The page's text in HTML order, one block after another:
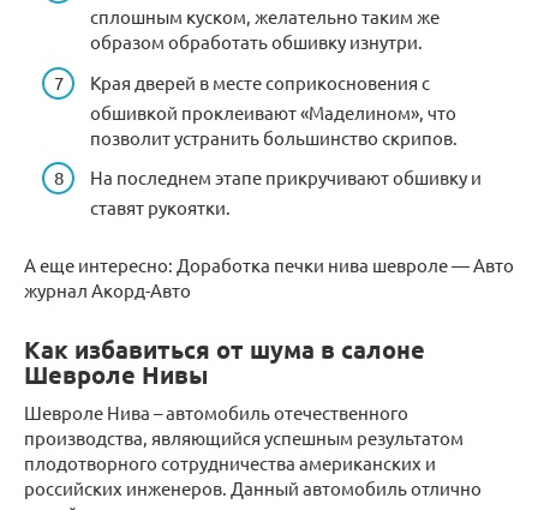
сплошным куском, желательно таким же
образом обработать обшивку изнутри.
Края дверей в месте соприкосновения с
обшивкой проклеивают «Маделином», что
позволит устранить большинство скрипов.
На последнем этапе прикручивают обшивку и
ставят рукоятки.
А еще интересно: Доработка печки нива шевроле — Авто
журнал Акорд-Авто
Как избавиться от шума в салоне
Шевроле Нивы
Шевроле Нива – автомобиль отечественного
производства, являющийся успешным результатом
плодотворного сотрудничества американских и
российских инженеров. Данный автомобиль отлично